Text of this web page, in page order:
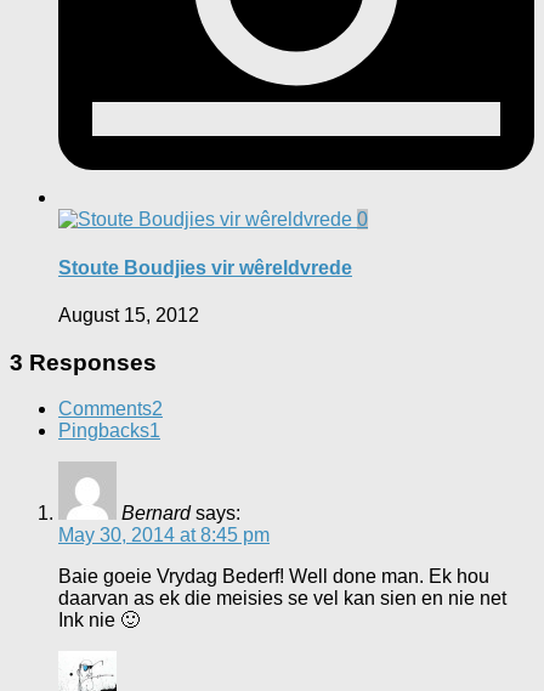
0
Stoute Boudjies vir wêreldvrede
August 15, 2012
3 Responses
Comments2
Pingbacks1
Bernard says:
May 30, 2014 at 8:45 pm
Baie goeie Vrydag Bederf! Well done man. Ek hou
daarvan as ek die meisies se vel kan sien en nie net
Ink nie 🙂